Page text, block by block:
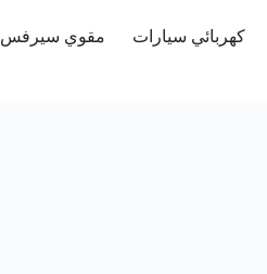
كهربائي سيارات مقوي سيرفس